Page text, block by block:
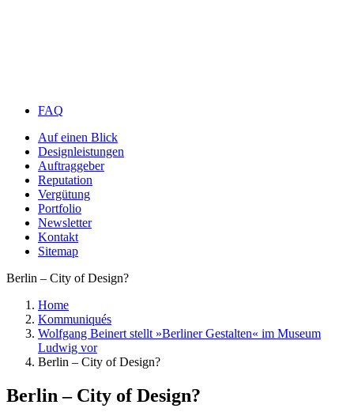
FAQ
Auf einen Blick
Designleistungen
Auftraggeber
Reputation
Vergütung
Portfolio
Newsletter
Kontakt
Sitemap
Berlin – City of Design?
Home
Kommuniqués
Wolfgang Beinert stellt »Berliner Gestalten« im Museum
Ludwig vor
Berlin – City of Design?
Berlin – City of Design?